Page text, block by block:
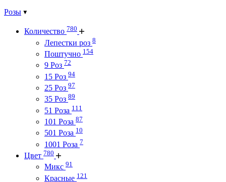
Розы
Количество 780
Лепестки роз 8
Поштучно 154
9 Роз 72
15 Роз 94
25 Роз 97
35 Роз 89
51 Роза 111
101 Роза 87
501 Роза 10
1001 Роза 7
Цвет 780
Микс 91
Красные 121